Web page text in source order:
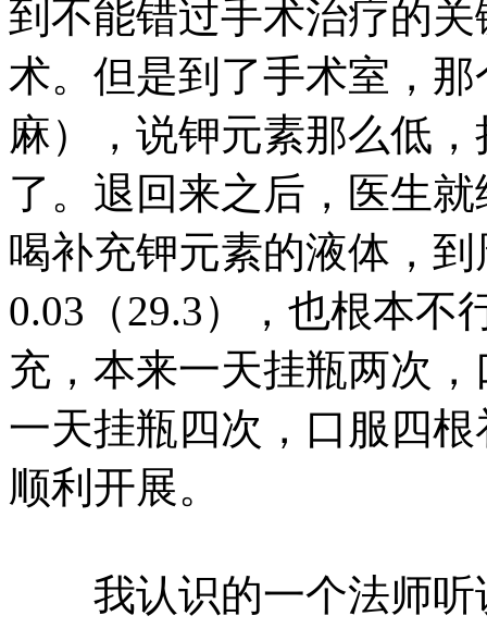
到不能错过手术治疗的
术。但是到了手术室，
麻），说钾元素那么低
了。退回来之后，医生
喝补充钾元素的液体，
0.03（29.3），也根本不
充，本来一天挂瓶两次
一天挂瓶四次，口服四
顺利开展。
我认识的一个法师听